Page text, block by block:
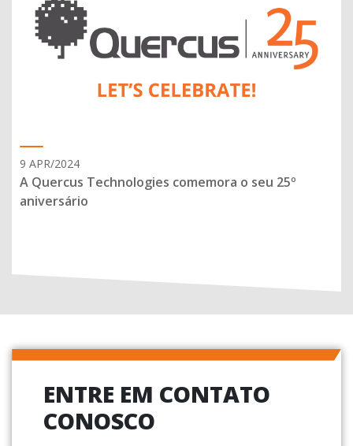
9 APR/2024
A Quercus Technologies comemora o seu 25º
aniversário
ENTRE EM CONTATO
CONOSCO